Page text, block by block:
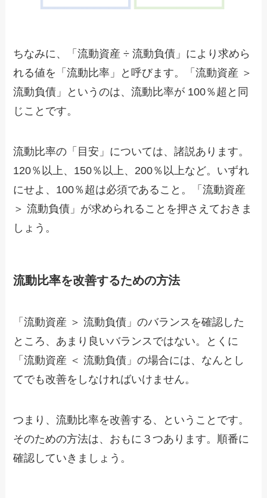
ちなみに、「流動資産 ÷ 流動負債」により求めら
れる値を「流動比率」と呼びます。「流動資産 ＞
流動負債」というのは、流動比率が 100％超と同
じことです。
流動比率の「目安」については、諸説あります。
120％以上、150％以上、200％以上など。いずれ
にせよ、100％超は必須であること。「流動資産
＞ 流動負債」が求められることを押さえておきま
しょう。
流動比率を改善するための方法
「流動資産 ＞ 流動負債」のバランスを確認した
ところ、あまり良いバランスではない。とくに
「流動資産 ＜ 流動負債」の場合には、なんとし
てでも改善をしなければいけません。
つまり、流動比率を改善する、ということです。
そのための方法は、おもに３つあります。順番に
確認していきましょう。